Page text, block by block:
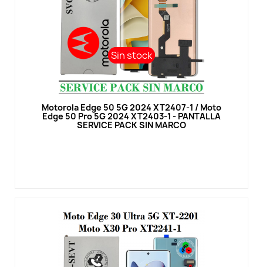
Sin stock
Sin stock
Vista rápida
Motorola Edge 50 5G 2024 XT2407-1 / Moto
Edge 50 Pro 5G 2024 XT2403-1 - PANTALLA
SERVICE PACK SIN MARCO